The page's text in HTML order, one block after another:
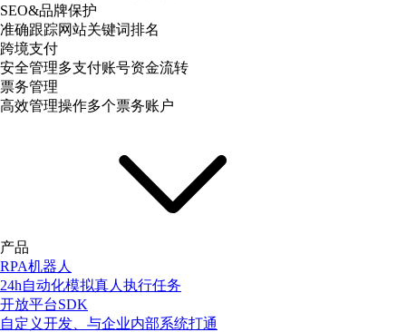
SEO&品牌保护
准确跟踪网站关键词排名
跨境支付
安全管理多支付账号资金流转
票务管理
高效管理操作多个票务账户
产品
RPA机器人
24h自动化模拟真人执行任务
开放平台SDK
自定义开发、与企业内部系统打通